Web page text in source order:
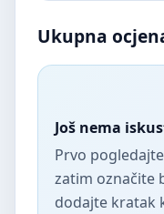
Ukupna
Još nema
Prvo
zatim označite
dodajte kratak